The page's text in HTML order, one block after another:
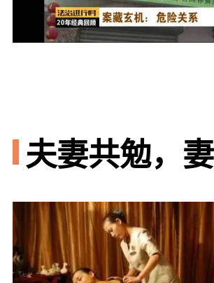
夫妻共勉，